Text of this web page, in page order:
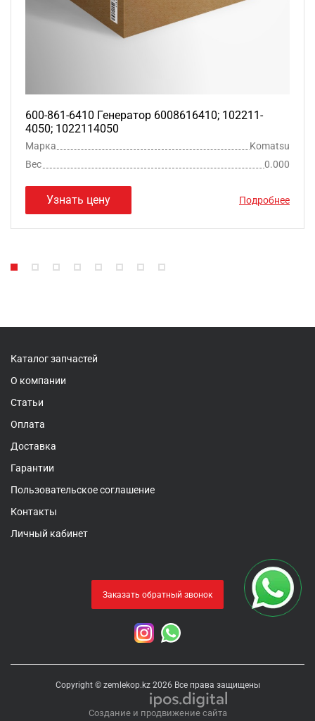
600-861-6410 Генератор 6008616410; 102211-
4050; 1022114050
Марка
Komatsu
Вес
0.000
Узнать цену Подробнее
Каталог запчастей
О компании
Статьи
Оплата
Доставка
Гарантии
Пользовательское соглашение
Контакты
Личный кабинет
Заказать обратный звонок
Copyright © zemlekop.kz 2026 Все права защищены
Создание и продвижение сайта